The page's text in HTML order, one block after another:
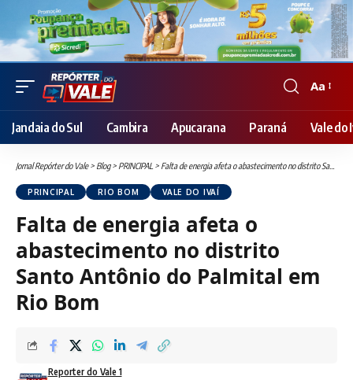
Font
Resizer
Aa
Jandaia do Sul Cambira Apucarana Paraná Vale do
Jornal Repórter do Vale> Blog> PRINCIPAL > Falta de energia afeta o abastecimento no distrito Santo Antônio do Palmital em Rio Bom
PRINCIPAL RIO BOM VALE DO IVAÍ
Falta de energia afeta o
abastecimento no distrito
Santo Antônio do Palmital em
Rio Bom
Reporter do Vale 1